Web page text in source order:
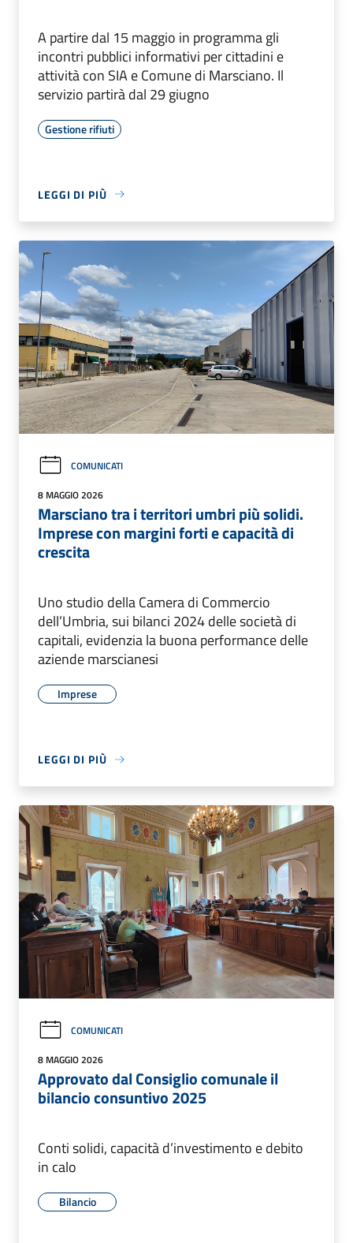
A partire dal 15 maggio in programma gli
incontri pubblici informativi per cittadini e
attività con SIA e Comune di Marsciano. Il
servizio partirà dal 29 giugno
Gestione rifiuti
LEGGI DI PIÙ
COMUNICATI
8 MAGGIO 2026
Marsciano tra i territori umbri più solidi.
Imprese con margini forti e capacità di
crescita
Uno studio della Camera di Commercio
dell’Umbria, sui bilanci 2024 delle società di
capitali, evidenzia la buona performance delle
aziende marscianesi
Imprese
LEGGI DI PIÙ
COMUNICATI
8 MAGGIO 2026
Approvato dal Consiglio comunale il
bilancio consuntivo 2025
Conti solidi, capacità d’investimento e debito
in calo
Bilancio